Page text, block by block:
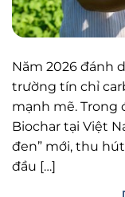
Năm 2026 đánh
trường tín chỉ
mạnh mẽ. Trong
Biochar tại Việt
đen” mới, thu
đầu […]